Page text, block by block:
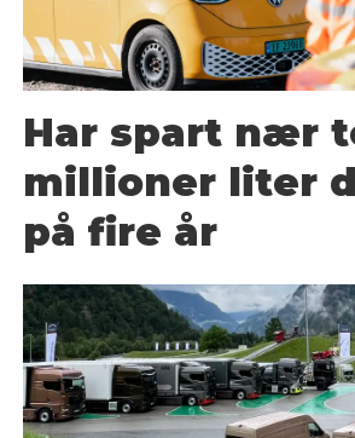
Har spart nær
millioner liter
på fire år